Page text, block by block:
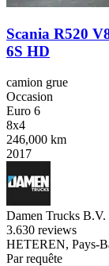
Scania R520
6S HD
camion grue
Occasion
Euro 6
8x4
246,000 km
2017
Damen Trucks B.V.
3.630 reviews
HETEREN, Pays-
Par requête